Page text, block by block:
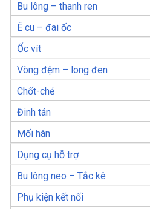
Bu lông – thanh ren
Ê cu – đai ốc
Ốc vít
Vòng đệm – long đen
Chốt-chẻ
Đinh tán
Mối hàn
Dụng cụ hỗ trợ
Bu lông neo – Tắc kê
Phụ kiện kết nối